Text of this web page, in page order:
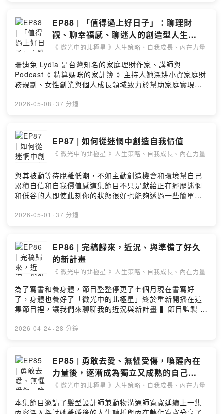
https://wp.me/PaOOLB-uS
Powered by Firstory Hosting
Hosting
99LbrC2Pw► 網站：ClaireHsiao.com► 感謝小額贊助
「微光中的北極星」：
https://open.firstory.me/join/clairehsiao► 進一步瞭解
NGH 專業催眠師國際證照課程：
Hosting
女性實現斜槓人生【 關於精算媽咪 珊迪兔 】官網：
https://sandytwo.comInstagram：
https://www.instagram.com/sandy2family/Facebook：
https://www.facebook.com/Sandytwo2Podcast：精算
媽咪的家計簿 / 心念帳本「值得過上好日子」新書購買連
結：博客來：
https://www.books.com.tw/products/0011048710誠
品：
https://www.eslite.com/product/10012043902683117
669965-▍節目監製 | 微光中的貓 Claire Hsiao▍音樂來
源 | MotionElements▍提問或合作，請來信 |
podcast@clairehsiao.com-► 訂閱【 微光貓宇宙電子報
】獲取更多資源：
https://muiqueen.ck.page/48d0f287b0理性與感性兼具
的【 微光貓宇宙電子報 】✨談的是人生策略、自我成長、
內在力量以及如何在日常生活和個人議題上活用潛意識的
力量-► 免費索取「如何為自己的人生重新定向」語音課
程：https://muiqueen.ck.page/c75085ae0f-► 聽聽我
在其他 Podcast 節目裡的訪談內容：
新消息：https://beacons.ai/muiqueen-❊ 追蹤微光中的
貓：► Instagram：
https://www.instagram.com/muiqueen/► Threads：
https://www.threads.net/@muiqueen► YouTube：
99LbrC2Pw► 網站：ClaireHsiao.com► 感謝小額贊助
「微光中的北極星」：
https://open.firstory.me/join/clairehsiao► 進一步瞭解
https://www.ClaireHsiao.comPowered by Firstory
EP88 | 「值得過上好日子」：聊理財
觀、聊幸福感、聊迷人的創造型人生
feat. 珊迪兔
《 微光中的北極星 》人生策略、自我成長、內在力量
珊迪兔 Lydia 是台灣知名的家庭理財作家、講師與
Podcast《 精算媽咪的家計簿 》主持人她深耕小資家庭財
務規劃、女性創業與個人成長領域致力於幫助家庭實現財
女性實現斜槓人生【 關於精算媽咪 珊迪兔 】官網：
https://www.facebook.com/Sandytwo2Podcast：精算
媽咪的家計簿 / 心念帳本「值得過上好日子」新書購買連
結：博客來：
品：
https://www.eslite.com/product/10012043902683117
484000新書分享會：
669965-▍節目監製 | 微光中的貓 Claire Hsiao▍音樂來
】獲取更多資源：
https://muiqueen.ck.page/48d0f287b0理性與感性兼具
的【 微光貓宇宙電子報 】✨談的是人生策略、自我成長、
內在力量以及如何在日常生活和個人議題上活用潛意識的
力量-► 免費索取「如何為自己的人生重新定向」語音課
程：https://muiqueen.ck.page/c75085ae0f-► 聽聽我
在其他 Podcast 節目裡的訪談內容：
https://linktr.ee/muiqueen-► 訂閱微光貓在社群上的最
新消息：https://beacons.ai/muiqueen-❊ 追蹤微光中的
貓：► Instagram：
https://www.threads.net/@muiqueen► YouTube：
https://www.youtube.com/channel/UCznsYA4L7_MKI5
99LbrC2Pw► 網站：ClaireHsiao.com► 感謝小額贊助
「微光中的北極星」：
NGH 專業催眠師國際證照課程：
2026-05-08 · 37 分鐘
EP87 | 如何從迷惘中創造自我價值
《 微光中的北極星 》人生策略、自我成長、內在力量
與其被動等待脫離低潮，不如主動創造機會和環境幫自己
累積自信和自我價值感這集節目不只是獻給正在經歷迷惘
和低谷的人即使此刻你的狀態很好也能夠透過一些簡單的
Claire Hsiao▍音樂來源 | MotionElements▍提問或合
https://muiqueen.ck.page/48d0f287b0理性與感性兼具
的【 微光貓宇宙電子報 】✨談的是人生策略、自我成長、
內在力量以及如何在日常生活和個人議題上活用潛意識的
力量-► 免費索取「如何為自己的人生重新定向」語音課
程：https://muiqueen.ck.page/c75085ae0f-► 聽聽我
在其他 Podcast 節目裡的訪談內容：
https://linktr.ee/muiqueen-► 訂閱微光貓在社群上的最
新消息：https://beacons.ai/muiqueen-❊ 追蹤微光中的
貓：► Instagram：
https://www.youtube.com/channel/UCznsYA4L7_MKI5
99LbrC2Pw► 網站：ClaireHsiao.com► 感謝小額贊助
「微光中的北極星」：
https://open.firstory.me/join/clairehsiao► 進一步瞭解
https://www.ClaireHsiao.comPowered by Firstory
2026-05-01 · 37 分鐘
EP86 | 完稿歸來，近況、與準備了好久
的新計畫
《 微光中的北極星 》人生策略、自我成長、內在力量
為了寫書和養身體，節目整整停更了七個月現在書寫好
了，身體也養好了「微光中的北極星」終於重新開播在這
集節目裡，讓我們來聊聊我的近況與新計畫-▍節目監製 |
MotionElements▍提問或合作，請來信 |
https://muiqueen.ck.page/48d0f287b0理性與感性兼具
的【 微光貓宇宙電子報 】✨談的是人生策略、自我成長、
內在力量以及如何在日常生活和個人議題上活用潛意識的
力量-► 免費索取「如何為自己的人生重新定向」語音課
程：https://muiqueen.ck.page/c75085ae0f-► 聽聽我
在其他 Podcast 節目裡的訪談內容：
2026-04-24 · 28 分鐘
EP85 | 勇敢去愛、無懼受傷，喚醒內在
力量後，逐漸成為獨立又成熟的自己
feat. 寬寬
《 微光中的北極星 》人生策略、自我成長、內在力量
本集節目邀請了髮型設計師兼動物溝通師寬寬延續上一集
內容深入探討她離婚後的人生轉折與內在轉化寬寬分享了